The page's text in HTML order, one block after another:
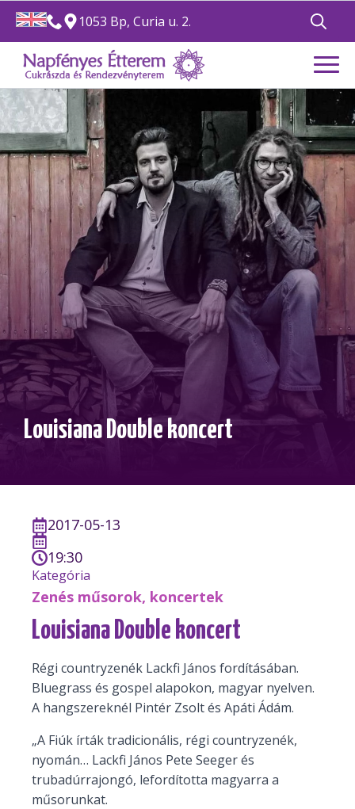
1053 Bp, Curia u. 2.
for:
Louisiana Double koncert
2017-05-13
19:30
Kategória
Zenés műsorok, koncertek
Louisiana Double koncert
Régi countryzenék Lackfi János fordításában.
Bluegrass és gospel alapokon, magyar nyelven.
A hangszereknél Pintér Zsolt és Apáti Ádám.
„A Fiúk írták tradicionális, régi countryzenék,
nyomán… Lackfi János Pete Seeger és
trubadúrrajongó, lefordította magyarra a
műsorunkat.